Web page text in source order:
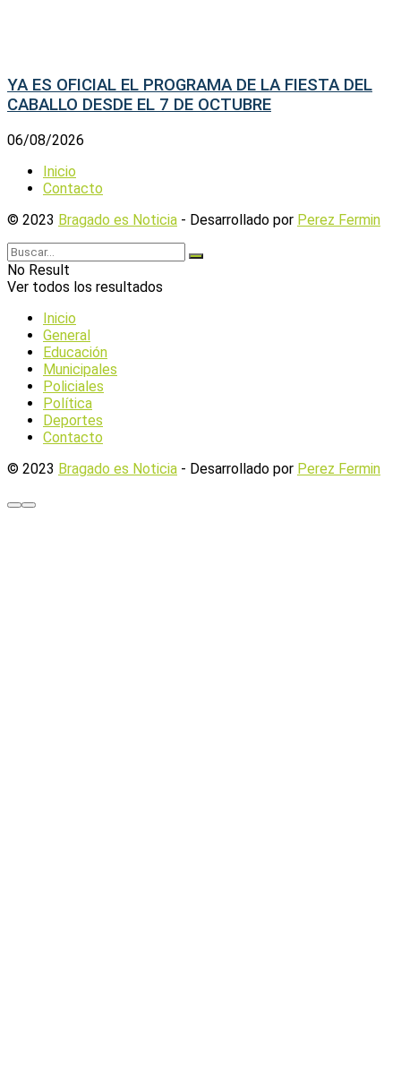
YA ES OFICIAL EL PROGRAMA DE LA FIESTA DEL
CABALLO DESDE EL 7 DE OCTUBRE
06/08/2026
Inicio
Contacto
© 2023 Bragado es Noticia - Desarrollado por Perez Fermin
No Result
Ver todos los resultados
Inicio
General
Educación
Municipales
Policiales
Política
Deportes
Contacto
© 2023 Bragado es Noticia - Desarrollado por Perez Fermin